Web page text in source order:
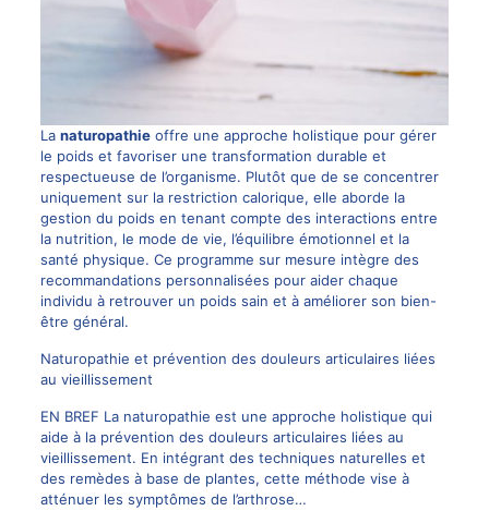
La naturopathieoffre une approche holistique pour gérer
le poids et favoriser une transformation durable et
respectueuse de l’organisme. Plutôt que de se concentrer
uniquement sur la restriction calorique, elle aborde la
gestion du poids en tenant compte des interactions entre
la nutrition, le mode de vie, l’équilibre émotionnel et la
santé physique. Ce programme sur mesure intègre des
recommandations personnalisées pour aider chaque
individu à retrouver un poids sain et à améliorer son bien-
être général.
Naturopathie et prévention des douleurs articulaires liées
au vieillissement
EN BREF La naturopathie est une approche holistique qui
aide à la prévention des douleurs articulaires liées au
vieillissement. En intégrant des techniques naturelles et
des remèdes à base de plantes, cette méthode vise à
atténuer les symptômes de l’arthrose…